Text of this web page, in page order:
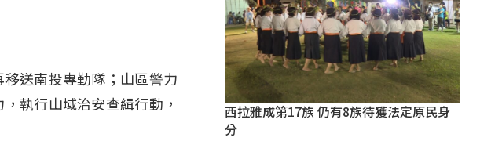
送南投專勤隊；山區警力
執行山域治安查緝行動，
西拉雅成第17族 仍有8族待獲法定原民身
分